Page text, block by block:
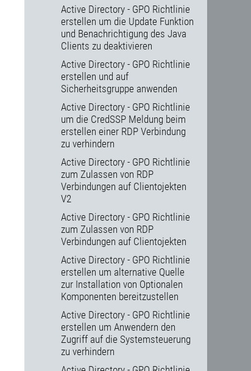
Active Directory - GPO Richtlinie
erstellen um die Update Funktion
und Benachrichtigung des Java
Clients zu deaktivieren
Active Directory - GPO Richtlinie
erstellen und auf
Sicherheitsgruppe anwenden
Active Directory - GPO Richtlinie
um die CredSSP Meldung beim
erstellen einer RDP Verbindung
zu verhindern
Active Directory - GPO Richtlinie
zum Zulassen von RDP
Verbindungen auf Clientojekten
V2
Active Directory - GPO Richtlinie
zum Zulassen von RDP
Verbindungen auf Clientojekten
Active Directory - GPO Richtlinie
erstellen um alternative Quelle
zur Installation von Optionalen
Komponenten bereitzustellen
Active Directory - GPO Richtlinie
erstellen um Anwendern den
Zugriff auf die Systemsteuerung
zu verhindern